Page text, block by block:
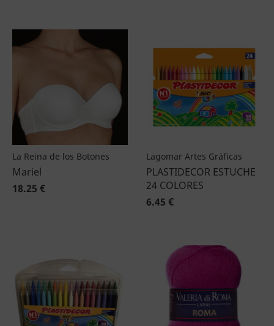
La Reina de los Botones
Mariel
18.25 €
Lagomar Artes Gráficas
PLASTIDECOR ESTUCHE
24 COLORES
6.45 €